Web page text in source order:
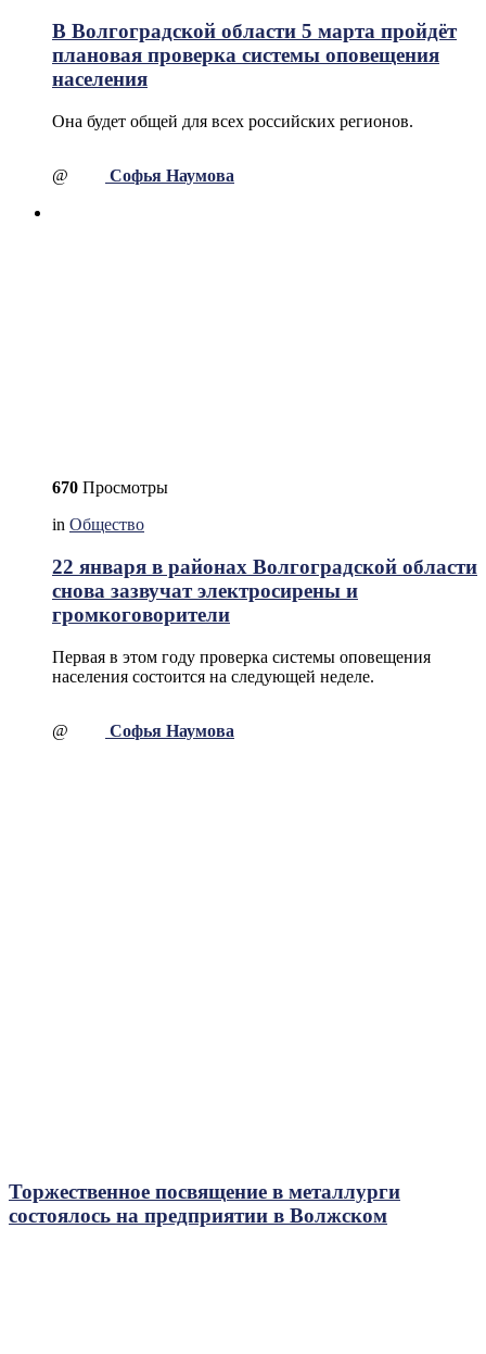
В Волгоградской области 5 марта пройдёт
плановая проверка системы оповещения
населения
Она будет общей для всех российских регионов.
@ Софья Наумова
670 Просмотры
in Общество
22 января в районах Волгоградской области
снова зазвучат электросирены и
громкоговорители
Первая в этом году проверка системы оповещения
населения состоится на следующей неделе.
@ Софья Наумова
Торжественное посвящение в металлурги
состоялось на предприятии в Волжском